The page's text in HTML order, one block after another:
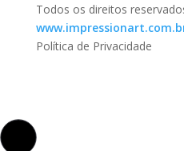
Todos os direitos
Política de Privacidade